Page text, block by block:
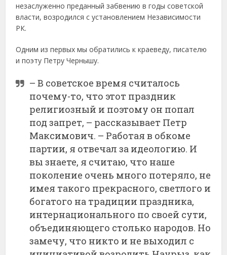
незаслуженно преданный забвению в годы советской
власти, возродился с установлением Независимости
РК.
Одним из первых мы обратились к краеведу, писателю
и поэту Петру Чернышу.
– В советское время считалось
почему-то, что этот праздник
религиозный и поэтому он попал
под запрет, – рассказывает Петр
Максимович. – Работая в обкоме
партии, я отвечал за идеологию. И
вы знаете, я считаю, что наше
поколение очень много потеряло, не
имея такого прекрасного, светлого и
богатого на традиции праздника,
интернационального по своей сути,
объединяющего столько народов. Но
замечу, что никто и не выходил с